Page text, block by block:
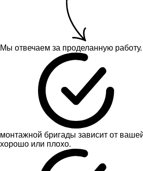
Мы отвечаем за проделанную работу.
монтажной бригады зависит от
хорошо или плохо.